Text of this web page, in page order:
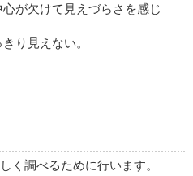
が欠けて見えづらさを感じ
り見えない。
く調べるために行います。